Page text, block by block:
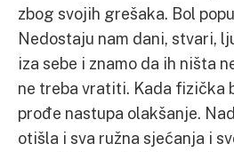
zbog svojih grešaka. Bol
Nedostaju nam dani, stvari,
iza sebe i znamo da ih ništa
ne treba vratiti. Kada fizička
prođe nastupa olakšanje.
otišla i sva ružna sjećanja i